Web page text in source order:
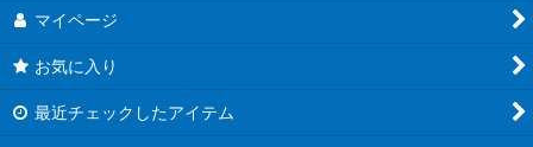
マイページ
お気に入り
最近チェックしたアイテム